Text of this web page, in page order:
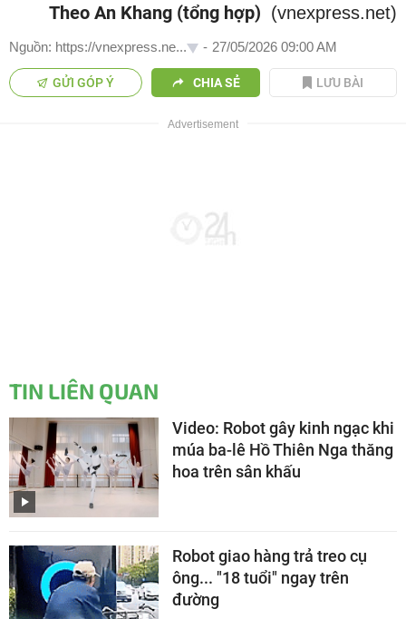
Theo An Khang (tổng hợp) (vnexpress.net)
Nguồn: https://vnexpress.ne... - 27/05/2026 09:00 AM
GỬI GÓP Ý CHIA SẺ LƯU BÀI
TIN LIÊN QUAN
Video: Robot gây kinh ngạc khi
múa ba-lê Hồ Thiên Nga thăng
hoa trên sân khấu
Robot giao hàng trả treo cụ
ông... "18 tuổi" ngay trên
đường